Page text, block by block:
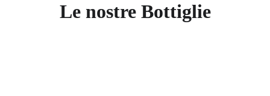
Le nostre Bottiglie